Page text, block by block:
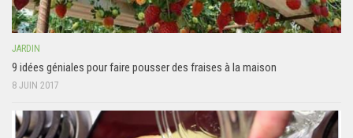
JARDIN
9 idées géniales pour faire pousser des fraises à la maison
8 JUIN 2017